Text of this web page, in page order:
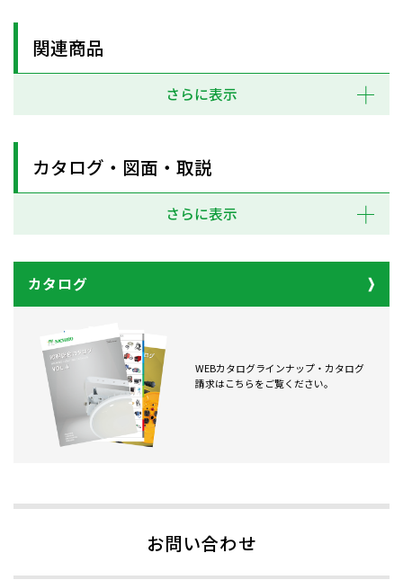
関連商品
さらに表示
カタログ・図面・取説
さらに表示
カタログ
WEBカタログラインナップ・カタログ
請求はこちらをご覧ください。
お問い合わせ